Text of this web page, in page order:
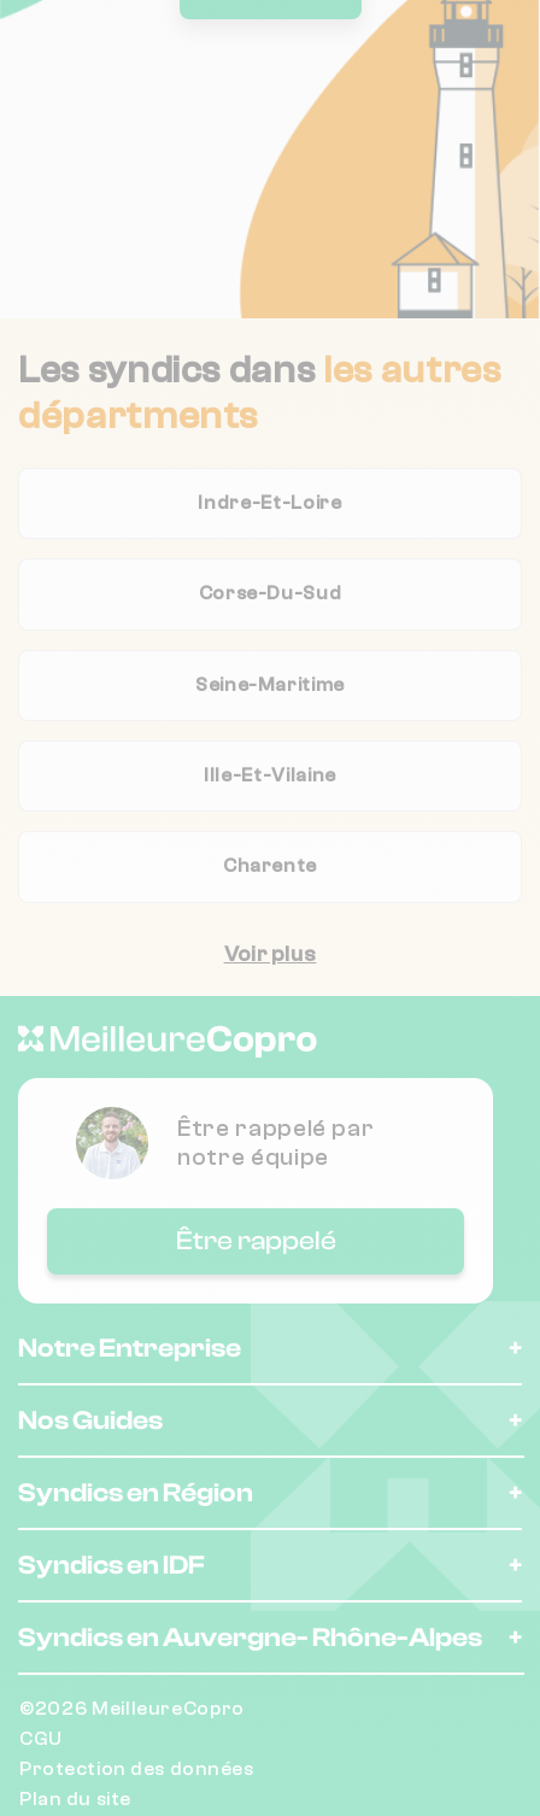
Les syndics dans les autres
départments
Indre-Et-Loire
Corse-Du-Sud
Seine-Maritime
Ille-Et-Vilaine
Charente
Voir plus
Être rappelé par
notre équipe
Être rappelé
Notre Entreprise
Nos Guides
Syndics en Région
Syndics en IDF
Syndics en Auvergne-Rhône-Alpes
©2026 MeilleureCopro
CGU
Protection des données
Plan du site